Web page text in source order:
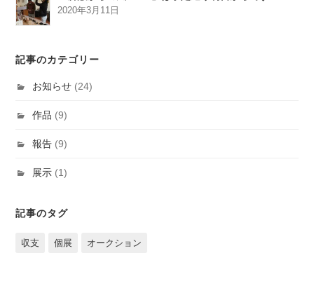
2020年3月11日
記事のカテゴリー
お知らせ (24)
作品 (9)
報告 (9)
展示 (1)
記事のタグ
収支 個展 オークション